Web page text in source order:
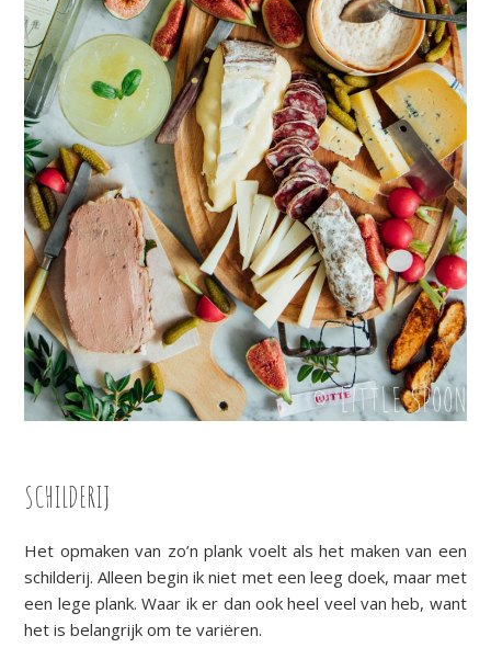
SCHILDERIJ
Het opmaken van zo’n plank voelt als het maken van een
schilderij. Alleen begin ik niet met een leeg doek, maar met
een lege plank. Waar ik er dan ook heel veel van heb, want
het is belangrijk om te variëren.